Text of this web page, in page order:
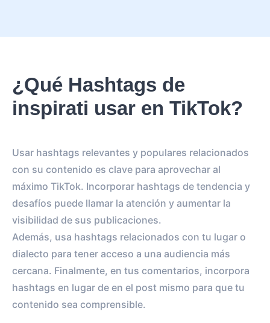
¿Qué Hashtags de
inspirati usar en TikTok?
Usar hashtags relevantes y populares relacionados
con su contenido es clave para aprovechar al
máximo TikTok. Incorporar hashtags de tendencia y
desafíos puede llamar la atención y aumentar la
visibilidad de sus publicaciones.
Además, usa hashtags relacionados con tu lugar o
dialecto para tener acceso a una audiencia más
cercana. Finalmente, en tus comentarios, incorpora
hashtags en lugar de en el post mismo para que tu
contenido sea comprensible.